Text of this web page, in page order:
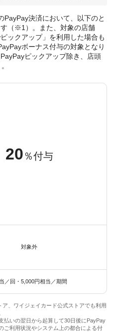
PayPay決済において、以下のと
（※1）。また、対象の店舗
ックアップ」を利用した場合も
ボーナス付与の対象となり
ピックアップ除き、店頭
20 ％付与
対象外
／回・5,000円相当／期間
、ワイジェイカード公式ストアでも利用
払いの翌日から起算して30日後にPayPay
ご利用状況やシステム上の都合による付